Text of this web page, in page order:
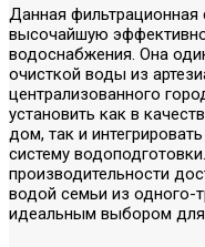
Данная фильтрационная
высочайшую
водоснабжения. Она
очисткой воды из
централизованного
установить как в
дом, так и
систему
производительности
водой семьи из одного-
идеальным выбором для